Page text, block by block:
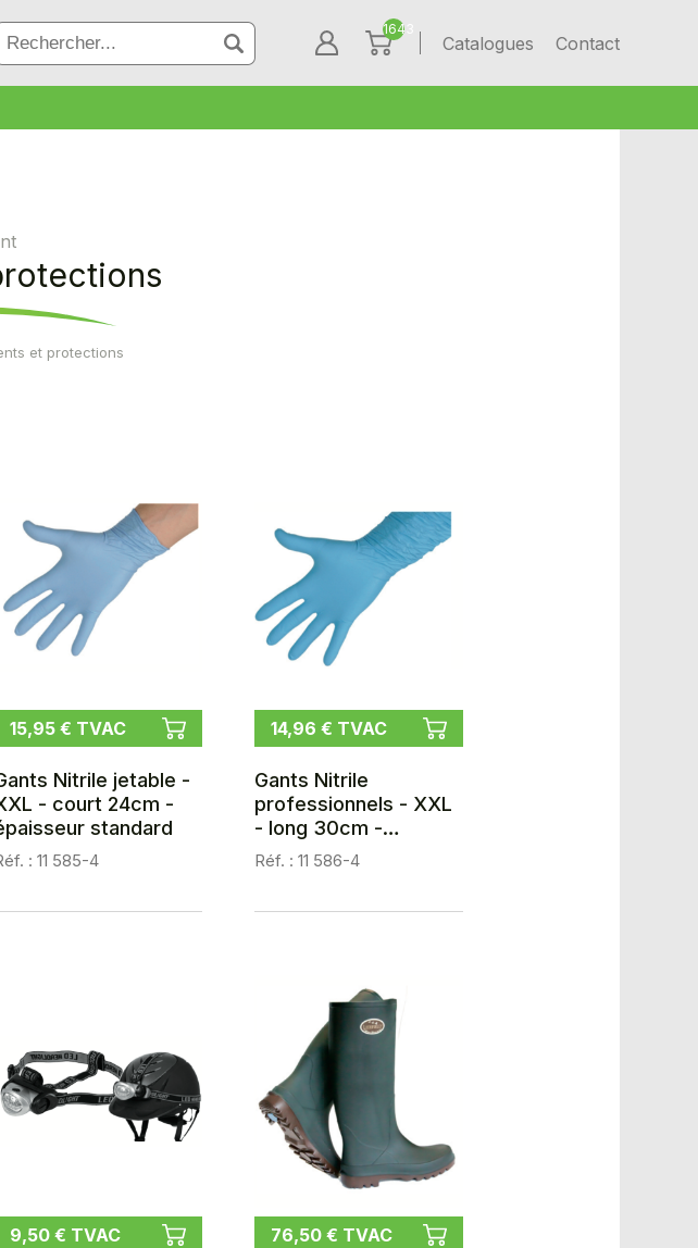
1643
Catalogues Contact
et protections
15,95 € TVAC
Nitrile jetable -
- court 24cm -
standard
: 11 585-4
14,96 € TVAC
Gants Nitrile
professionnels - XXL
- long 30cm -
renforcé
Réf. : 11 586-4
9,50 € TVAC 76,50 € TVAC